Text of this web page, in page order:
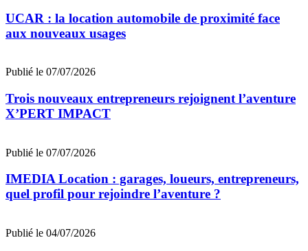
UCAR : la location automobile de proximité face
aux nouveaux usages
Publié le 07/07/2026
Trois nouveaux entrepreneurs rejoignent l’aventure
X’PERT IMPACT
Publié le 07/07/2026
IMEDIA Location : garages, loueurs, entrepreneurs,
quel profil pour rejoindre l’aventure ?
Publié le 04/07/2026